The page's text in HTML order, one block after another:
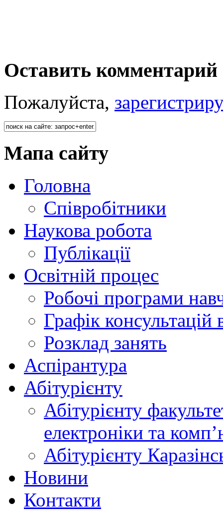
Оставить комментарий
Пожалуйста,
Мапа сайту
Головна
Співробітники
Наукова робота
Публікації
Освітній процес
Робочі програми
Графік консультацій
Розклад занять
Аспірантура
Абітурієнту
Абітурієнту
електроніки та
Абітурієнту
Новини
Контакти